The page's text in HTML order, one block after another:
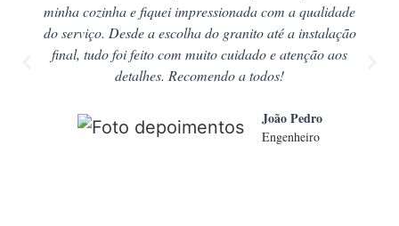
minha cozinha e fiquei impressionada com a qualidade
do serviço. Desde a escolha do granito até a instalação
final, tudo foi feito com muito cuidado e atenção aos
detalhes. Recomendo a todos!
João Pedro
Engenheiro